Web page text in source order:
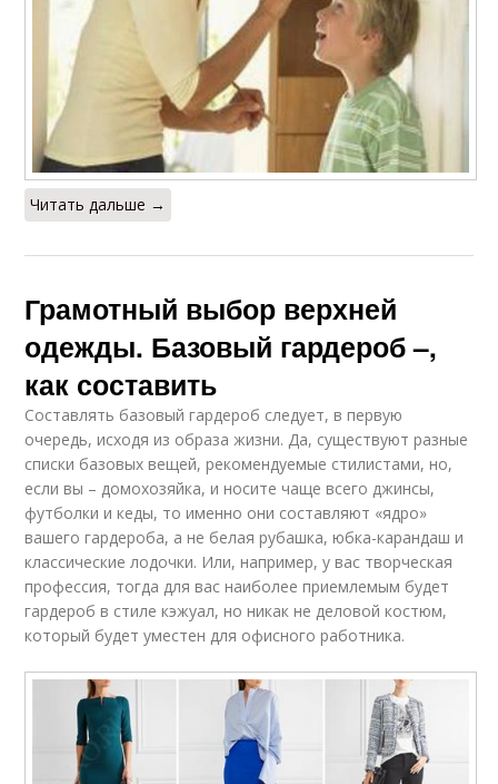
Читать дальше →
Грамотный выбор верхней
одежды. Базовый гардероб –,
как составить
Составлять базовый гардероб следует, в первую
очередь, исходя из образа жизни. Да, существуют разные
списки базовых вещей, рекомендуемые стилистами, но,
если вы – домохозяйка, и носите чаще всего джинсы,
футболки и кеды, то именно они составляют «ядро»
вашего гардероба, а не белая рубашка, юбка-карандаш и
классические лодочки. Или, например, у вас творческая
профессия, тогда для вас наиболее приемлемым будет
гардероб в стиле кэжуал, но никак не деловой костюм,
который будет уместен для офисного работника.